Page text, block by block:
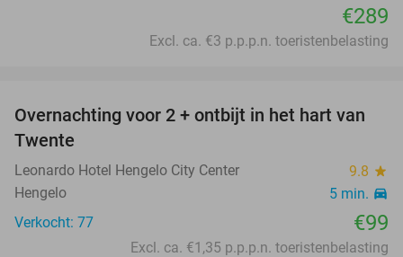
€289
Excl. ca. €3 p.p.p.n. toeristenbelasting
Overnachting voor 2 + ontbijt in het hart van
Twente
Leonardo Hotel Hengelo City Center 9.8 star
Hengelo 5 min. directions_car
Verkocht: 77 €99
Excl. ca. €1,35 p.p.p.n. toeristenbelasting